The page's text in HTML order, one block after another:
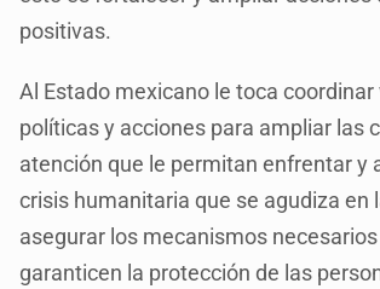
positivas.
Al Estado mexicano le toca
políticas y acciones para ampliar las
atención que le permitan enfrentar y
crisis humanitaria que se agudiza en
asegurar los mecanismos
garanticen la protección de las